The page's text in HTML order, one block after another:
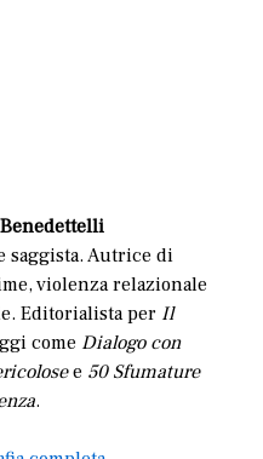
saggista. Autrice di
violenza relazionale
Editorialista per Il
come Dialogo con
e 50 Sfumature
.